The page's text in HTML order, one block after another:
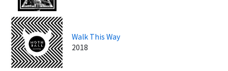
Walk This Way
2018